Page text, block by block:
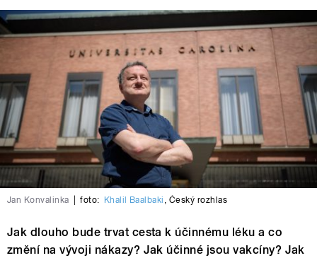
Jan Konvalinka foto: Khalil Baalbaki , Český rozhlas
Jak dlouho bude trvat cesta k účinnému léku a co
změní na vývoji nákazy? Jak účinné jsou vakcíny? Jak